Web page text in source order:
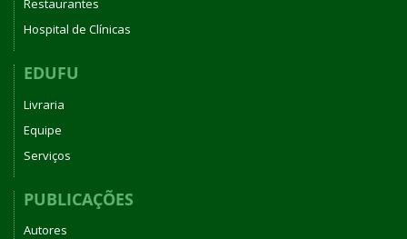
Restaurantes
Hospital de Clínicas
EDUFU
Livraria
Equipe
Serviços
PUBLICAÇÕES
Autores